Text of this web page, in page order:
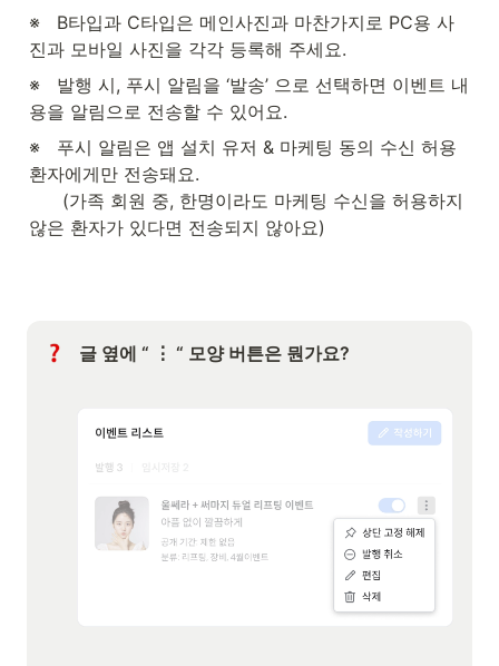
※   B타입과 C타입은 메인사진과 마찬가지로 PC용 사
진과 모바일 사진을 각각 등록해 주세요.
※   발행 시, 푸시 알림을 ‘발송’ 으로 선택하면 이벤트 내
용을 알림으로 전송할 수 있어요.
※   푸시 알림은 앱 설치 유저 & 마케팅 동의 수신 허용
환자에게만 전송돼요.
않은 환자가 있다면 전송되지 않아요)
글 옆에 “ ⋮ “ 모양 버튼은 뭔가요?